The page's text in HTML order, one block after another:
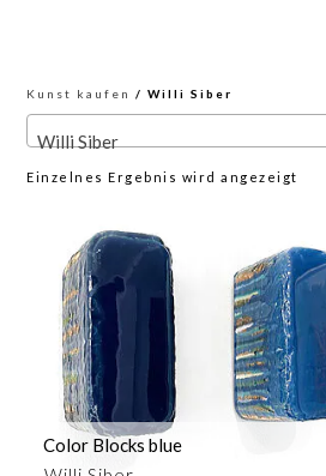
Kunst kaufen / Willi Siber
Willi Siber
Einzelnes Ergebnis wird angezeigt
Color Blocks blue